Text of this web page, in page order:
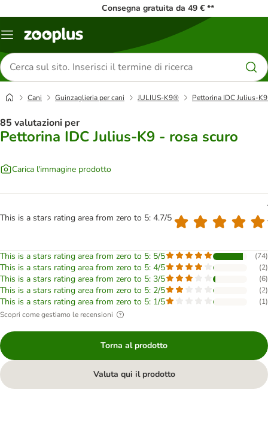
Consegna gratuita da 49 € **
Overview
Cerca
prodotti
Cani Guinzaglieria per cani JULIUS-K9® Pettorina IDC Julius-
85 valutazioni per
Pettorina IDC Julius-K9 - rosa scuro
Carica l'immagine prodotto
This is a stars rating area from zero to 5: 4.7/5
This is a stars rating area from zero to 5: 5/5 (74)
This is a stars rating area from zero to 5: 4/5 (2)
This is a stars rating area from zero to 5: 3/5 (6)
This is a stars rating area from zero to 5: 2/5 (2)
This is a stars rating area from zero to 5: 1/5 (1)
Scopri come gestiamo le recensioni
Torna al prodotto
Valuta qui il prodotto